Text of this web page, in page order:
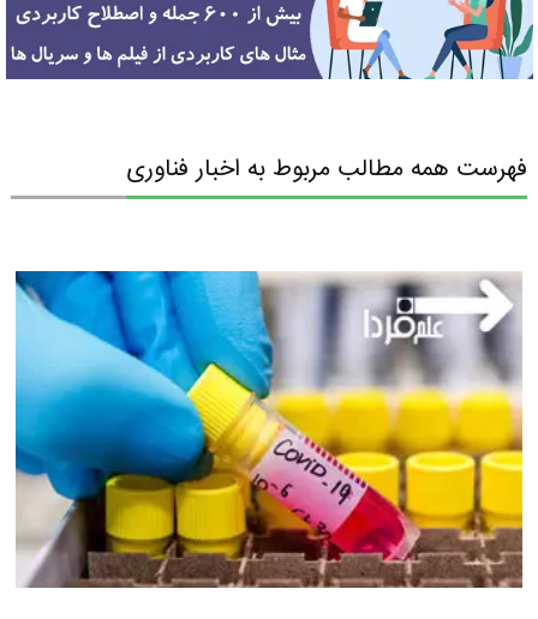
فهرست همه مطالب مربوط به اخبار فناوری